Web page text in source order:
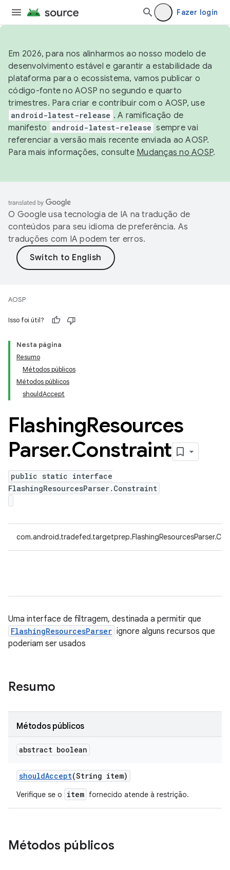
Fazer login
Em 2026, para nos alinharmos ao nosso modelo de
desenvolvimento estável e garantir a estabilidade da
plataforma para o ecossistema, vamos publicar o
código-fonte no AOSP no segundo e quarto
trimestres. Para criar e contribuir com o AOSP, use
android-latest-release . A ramificação de
manifesto
android-latest-release sempre vai
referenciar a versão mais recente enviada ao AOSP.
Para mais informações, consulte Mudanças no AOSP.
O Google usa tecnologia de IA na tradução de
conteúdos para seu idioma de preferência. As
traduções com IA podem ter erros.
AOSP
Isso foi útil?
Nesta página
Resumo
Métodos públicos
Métodos públicos
shouldAccept
FlashingResources
Parser.Constraint
public static interface
FlashingResourcesParser.Constraint
Uma interface de filtragem, destinada a permitir que
FlashingResourcesParser ignore alguns recursos que
poderiam ser usados
Resumo
Métodos públicos
abstract boolean
shouldAccept(String item)
Verifique se o item fornecido atende à restrição.
Métodos públicos